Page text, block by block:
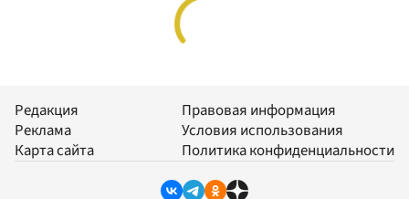
Редакция
Реклама
Карта сайта
Правовая информация
Условия использования
Политика конфиденциальности